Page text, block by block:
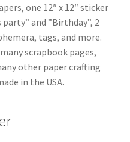
one 12″ x 12″ sticker
and ”Birthday”, 2
tags, and more.
scrapbook pages,
other paper crafting
in the USA.